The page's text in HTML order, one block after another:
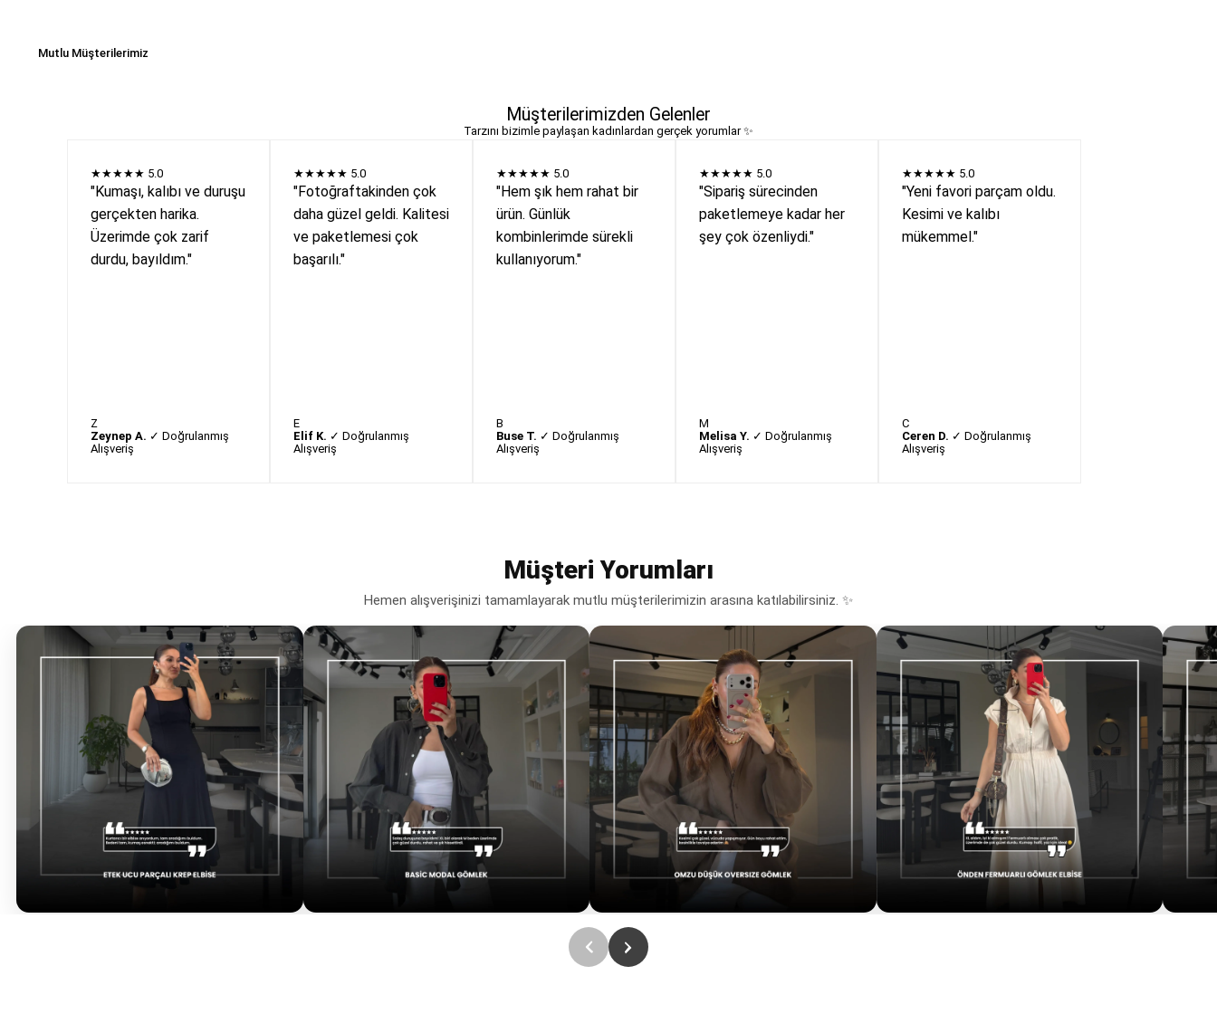
Mutlu Müşterilerimiz
Müşterilerimizden Gelenler
Tarzını bizimle paylaşan kadınlardan gerçek yorumlar ✨
★★★★★ 5.0
"Kumaşı, kalıbı ve duruşu
gerçekten harika.
Üzerimde çok zarif
durdu, bayıldım."
Z
Zeynep A. ✓ Doğrulanmış
Alışveriş
★★★★★ 5.0
"Fotoğraftakinden çok
daha güzel geldi. Kalitesi
ve paketlemesi çok
başarılı."
E
Elif K. ✓ Doğrulanmış
Alışveriş
★★★★★ 5.0
"Hem şık hem rahat bir
ürün. Günlük
kombinlerimde sürekli
kullanıyorum."
B
Buse T. ✓ Doğrulanmış
Alışveriş
★★★★★ 5.0
"Sipariş sürecinden
paketlemeye kadar her
şey çok özenliydi."
M
Melisa Y. ✓ Doğrulanmış
Alışveriş
★★★★★ 5.0
"Yeni favori parçam oldu.
Kesimi ve kalıbı
mükemmel."
C
Ceren D. ✓ Doğrulanmış
Alışveriş
Müşteri Yorumları
Hemen alışverişinizi tamamlayarak mutlu müşterilerimizin arasına katılabilirsiniz. ✨